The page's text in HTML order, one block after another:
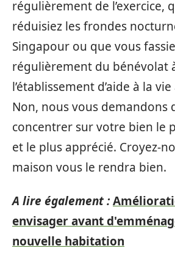
régulièrement de l’exercice,
réduisiez les frondes
Singapour ou que vous
régulièrement du bénévolat
l’établissement d’aide à la
Non, nous vous demandons
concentrer sur votre bien le
et le plus apprécié. Croyez-
maison vous le rendra bien.
A lire également :
envisager avant
nouvelle habitation